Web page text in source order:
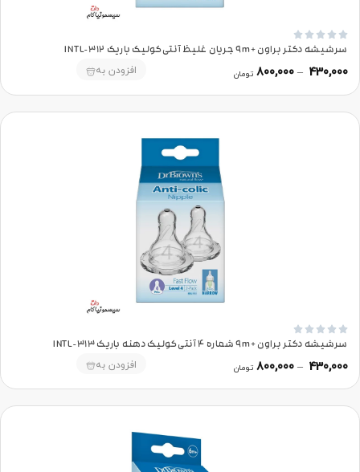





سرشیشه دکتر براون +9m جریان غلیظ آنتی‌کولیک باریک 312-INTL
430,000
–
800,000 تومان افزودن به





سرشیشه دکتر براون +9m شماره 4 آنتی‌کولیک دهنه باریک 313-INTL
430,000
–
800,000 تومان افزودن به